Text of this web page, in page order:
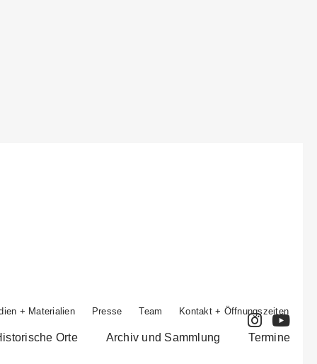
+ Materialien Presse Team Kontakt + Öffnungszeiten
Orte Archiv und Sammlung Termine